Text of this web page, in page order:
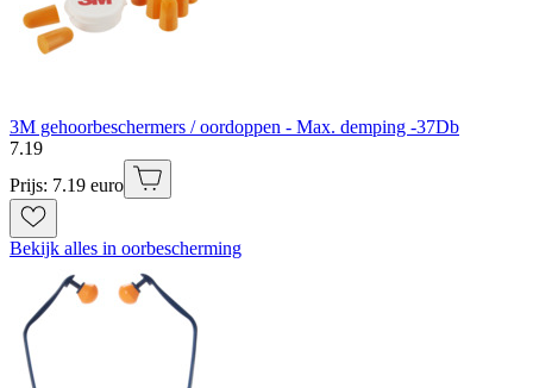
3M gehoorbeschermers / oordoppen - Max. demping -37Db
7.19
Prijs: 7.19 euro
Bekijk alles in oorbescherming